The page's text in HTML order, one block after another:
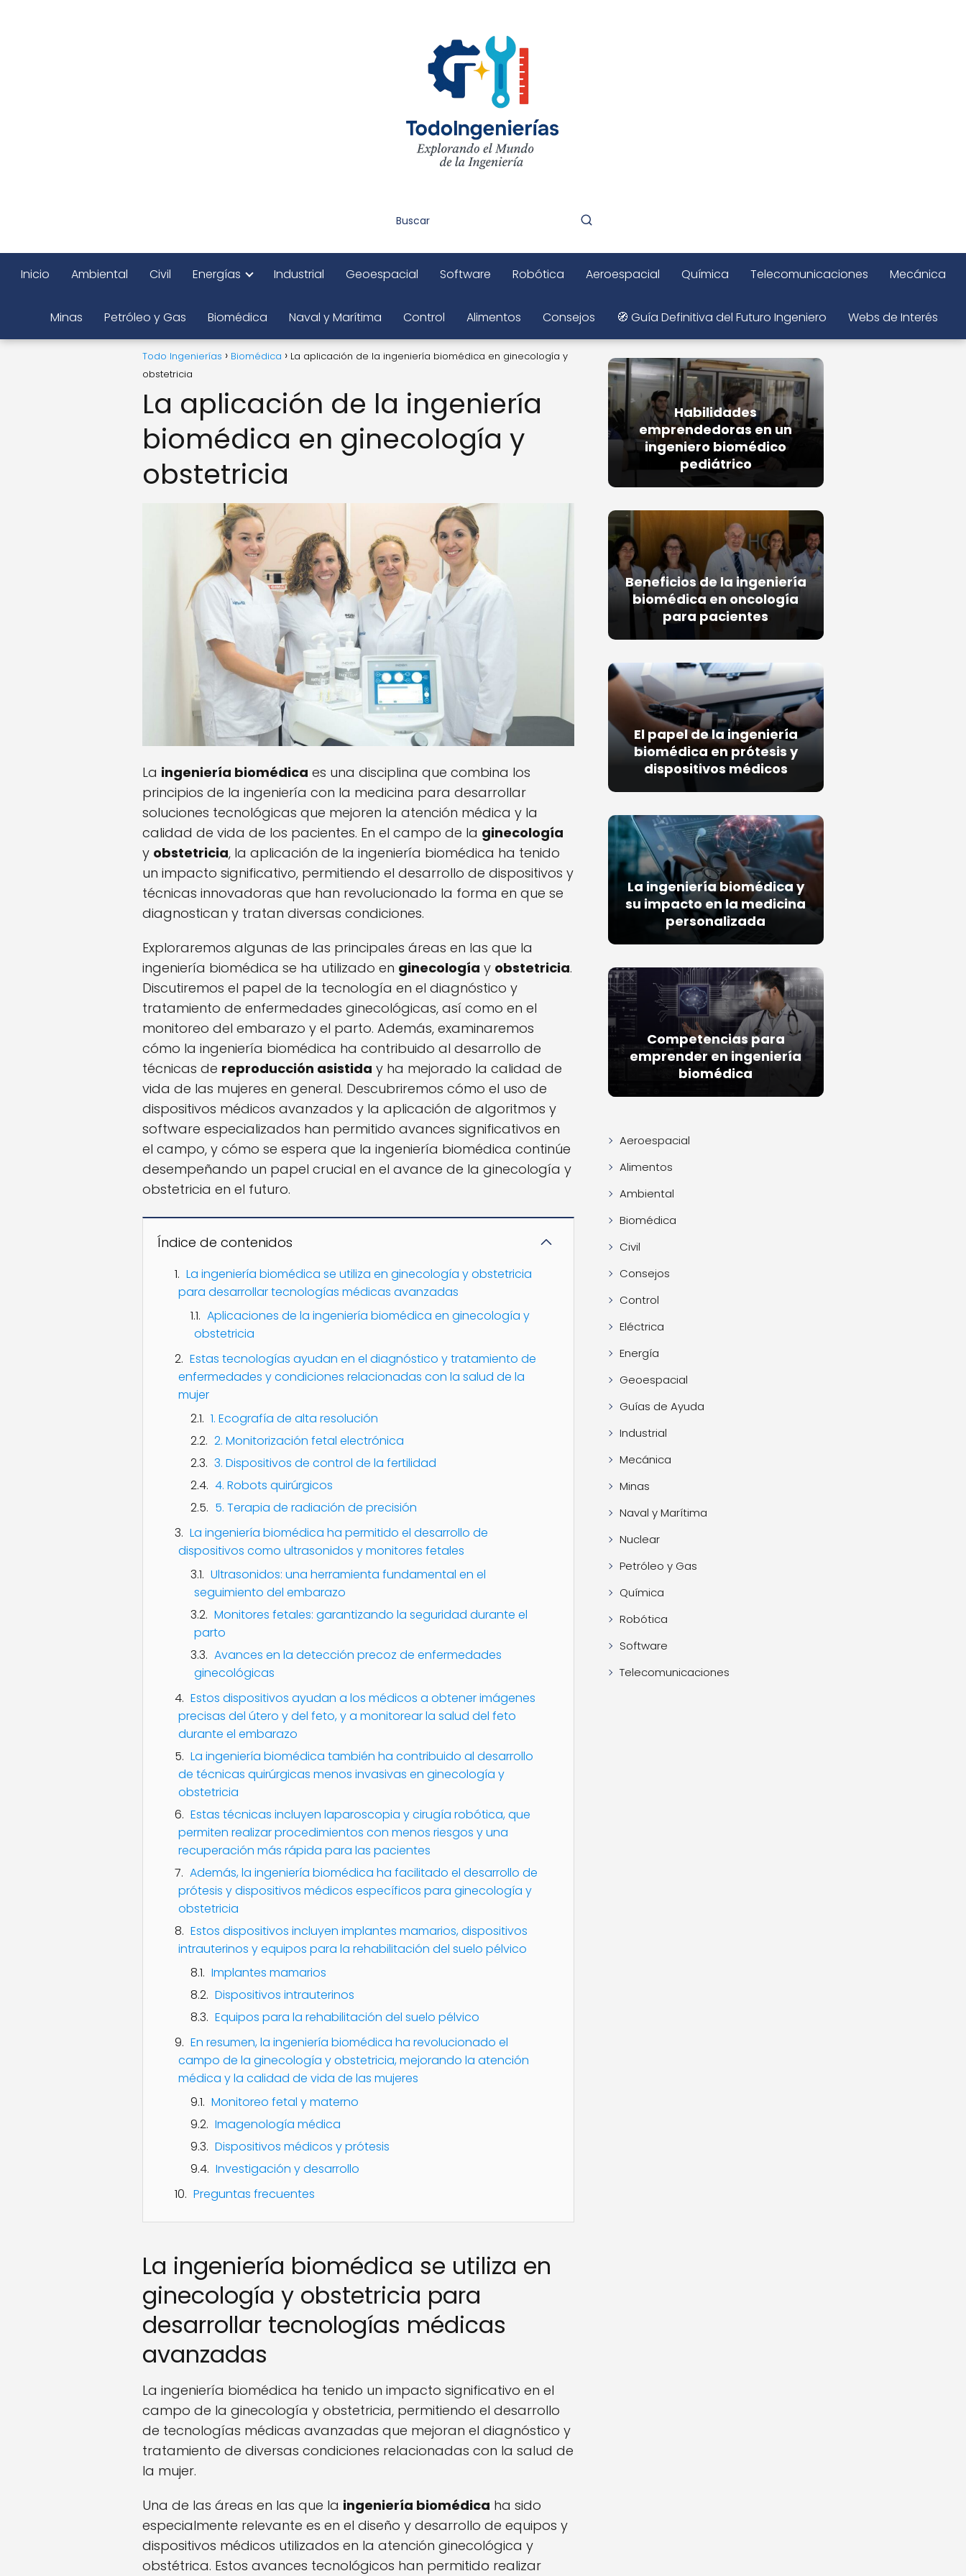
Inicio Ambiental Civil Energías Industrial Geoespacial Software Robótica Aeroespacial Química Telecomunicaciones Mecánica
Minas Petróleo y Gas Biomédica Naval y Marítima Control Alimentos Consejos 🧭 Guía Definitiva del Futuro Ingeniero Webs de Interés
Todo Ingenierías Biomédica
La aplicación de la ingeniería biomédica en ginecología y
obstetricia
La aplicación de la ingeniería
biomédica en ginecología y
obstetricia
La ingeniería biomédica es una disciplina que combina los
principios de la ingeniería con la medicina para desarrollar
soluciones tecnológicas que mejoren la atención médica y la
calidad de vida de los pacientes. En el campo de la ginecología
y obstetricia, la aplicación de la ingeniería biomédica ha tenido
un impacto significativo, permitiendo el desarrollo de dispositivos y
técnicas innovadoras que han revolucionado la forma en que se
diagnostican y tratan diversas condiciones.
Exploraremos algunas de las principales áreas en las que la
ingeniería biomédica se ha utilizado en ginecología y obstetricia.
Discutiremos el papel de la tecnología en el diagnóstico y
tratamiento de enfermedades ginecológicas, así como en el
monitoreo del embarazo y el parto. Además, examinaremos
cómo la ingeniería biomédica ha contribuido al desarrollo de
técnicas de reproducción asistida y ha mejorado la calidad de
vida de las mujeres en general. Descubriremos cómo el uso de
dispositivos médicos avanzados y la aplicación de algoritmos y
software especializados han permitido avances significativos en
el campo, y cómo se espera que la ingeniería biomédica continúe
desempeñando un papel crucial en el avance de la ginecología y
obstetricia en el futuro.
Índice de contenidos
La ingeniería biomédica se utiliza en ginecología y obstetricia
para desarrollar tecnologías médicas avanzadas
Aplicaciones de la ingeniería biomédica en ginecología y
obstetricia
Estas tecnologías ayudan en el diagnóstico y tratamiento de
enfermedades y condiciones relacionadas con la salud de la
mujer
1. Ecografía de alta resolución
2. Monitorización fetal electrónica
3. Dispositivos de control de la fertilidad
4. Robots quirúrgicos
5. Terapia de radiación de precisión
La ingeniería biomédica ha permitido el desarrollo de
dispositivos como ultrasonidos y monitores fetales
Ultrasonidos: una herramienta fundamental en el
seguimiento del embarazo
Monitores fetales: garantizando la seguridad durante el
parto
Avances en la detección precoz de enfermedades
ginecológicas
Estos dispositivos ayudan a los médicos a obtener imágenes
precisas del útero y del feto, y a monitorear la salud del feto
durante el embarazo
La ingeniería biomédica también ha contribuido al desarrollo
de técnicas quirúrgicas menos invasivas en ginecología y
obstetricia
Estas técnicas incluyen laparoscopia y cirugía robótica, que
permiten realizar procedimientos con menos riesgos y una
recuperación más rápida para las pacientes
Además, la ingeniería biomédica ha facilitado el desarrollo de
prótesis y dispositivos médicos específicos para ginecología y
obstetricia
Estos dispositivos incluyen implantes mamarios, dispositivos
intrauterinos y equipos para la rehabilitación del suelo pélvico
Implantes mamarios
Dispositivos intrauterinos
Equipos para la rehabilitación del suelo pélvico
En resumen, la ingeniería biomédica ha revolucionado el
campo de la ginecología y obstetricia, mejorando la atención
médica y la calidad de vida de las mujeres
Monitoreo fetal y materno
Imagenología médica
Dispositivos médicos y prótesis
Investigación y desarrollo
Preguntas frecuentes
La ingeniería biomédica se utiliza en
ginecología y obstetricia para
desarrollar tecnologías médicas
avanzadas
La ingeniería biomédica ha tenido un impacto significativo en el
campo de la ginecología y obstetricia, permitiendo el desarrollo
de tecnologías médicas avanzadas que mejoran el diagnóstico y
tratamiento de diversas condiciones relacionadas con la salud de
la mujer.
Una de las áreas en las que la ingeniería biomédica ha sido
especialmente relevante es en el diseño y desarrollo de equipos y
dispositivos médicos utilizados en la atención ginecológica y
obstétrica. Estos avances tecnológicos han permitido realizar
Habilidades
emprendedoras en un
ingeniero biomédico
pediátrico
Beneficios de la ingeniería
biomédica en oncología
para pacientes
El papel de la ingeniería
biomédica en prótesis y
dispositivos médicos
La ingeniería biomédica y
su impacto en la medicina
personalizada
Competencias para
emprender en ingeniería
biomédica
Aeroespacial
Alimentos
Ambiental
Biomédica
Civil
Consejos
Control
Eléctrica
Energía
Geoespacial
Guías de Ayuda
Industrial
Mecánica
Minas
Naval y Marítima
Nuclear
Petróleo y Gas
Química
Robótica
Software
Telecomunicaciones